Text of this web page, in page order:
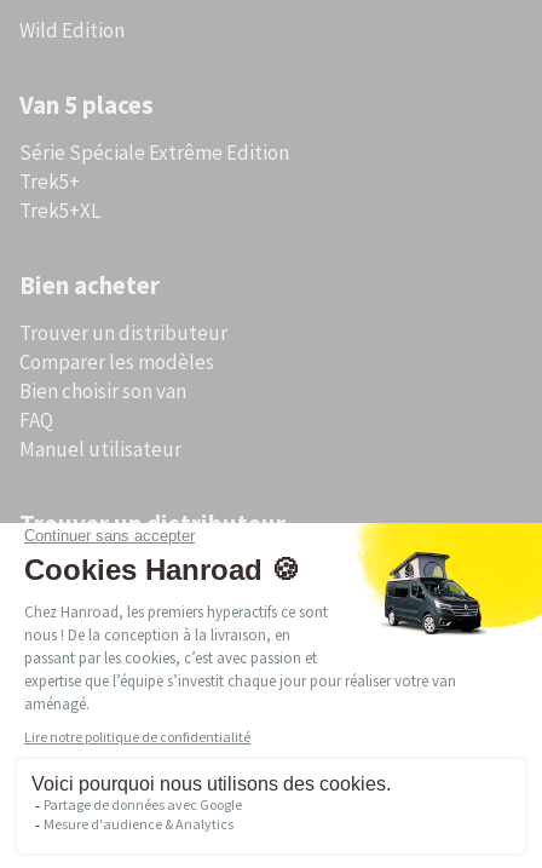
Wild Edition
Van 5 places
Série Spéciale Extrême Edition
Trek5+
Trek5+XL
Bien acheter
Trouver un distributeur
Comparer les modèles
Bien choisir son van
FAQ
Manuel utilisateur
Trouver un distributeur
Acheter un van aménagé en Bretagne
Acheter un van aménagé en Occitanie
Acheter un van aménagé en Pays de la Loire
Acheter un van aménagé en Auvergne-Rhône-Alpes
Acheter un van aménagé en Provence-Alpes-Côte d’Azur
Acheter un van aménagé en Nouvelle-Aquitaine
Acheter un van aménagé en Normandie